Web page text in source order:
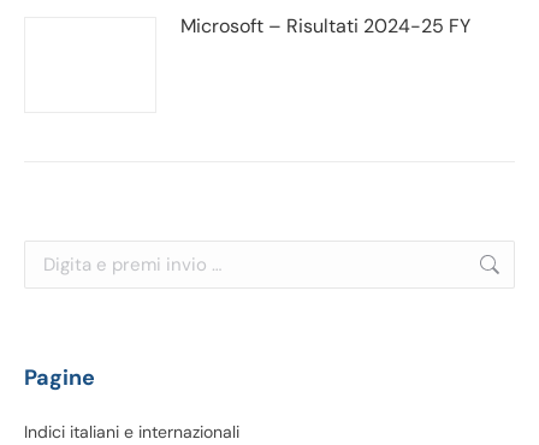
Microsoft – Risultati 2024-25 FY
Cerca:
Pagine
Indici italiani e internazionali